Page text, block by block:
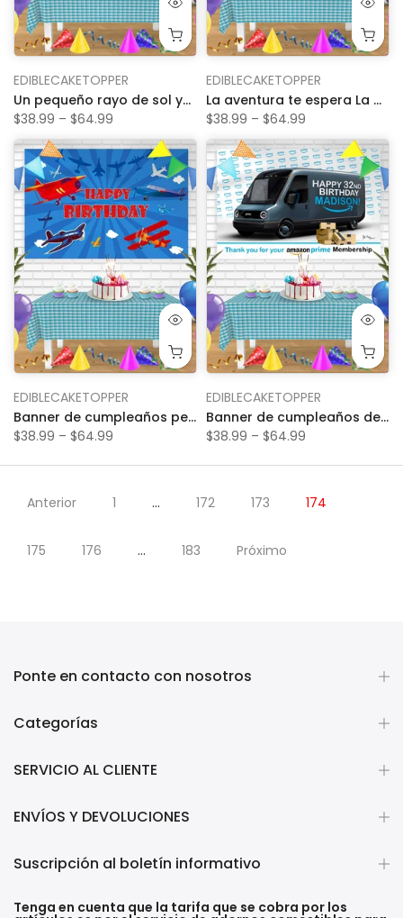
EDIBLECAKETOPPER
Un pequeño rayo de sol ya casi está aquí, pancarta de cumpleaños con diseño de arcoíris floral rosa, decoración personalizada para fiesta
$38.99 – $64.99
EDIBLECAKETOPPER
La aventura te espera La aventura comienza Mapa Alrededor del mundo Banner de cumpleaños Bn Decoración de fondo de fiesta personalizada
$38.99 – $64.99
EDIBLECAKETOPPER
Banner de cumpleaños personalizado para entusiastas de los aviones voladores
$38.99 – $64.99
EDIBLECAKETOPPER
Banner de cumpleaños de camioneta eléctrica Bn con membresía Amazon Prime, decoración de fondo de fiesta personalizada
$38.99 – $64.99
Anterior 1 … 172 173 174
175 176 … 183 Próximo
Ponte en contacto con nosotros
Categorías
SERVICIO AL CLIENTE
ENVÍOS Y DEVOLUCIONES
Suscripción al boletín informativo
Tenga en cuenta que la tarifa que se cobra por los